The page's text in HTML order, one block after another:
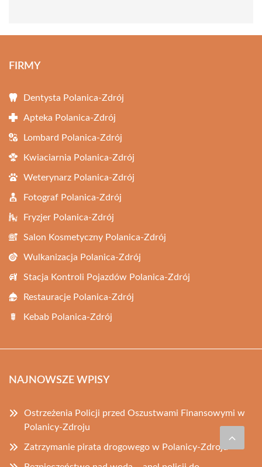
FIRMY
Dentysta Polanica-Zdrój
Apteka Polanica-Zdrój
Lombard Polanica-Zdrój
Kwiaciarnia Polanica-Zdrój
Weterynarz Polanica-Zdrój
Fotograf Polanica-Zdrój
Fryzjer Polanica-Zdrój
Salon Kosmetyczny Polanica-Zdrój
Wulkanizacja Polanica-Zdrój
Stacja Kontroli Pojazdów Polanica-Zdrój
Restauracje Polanica-Zdrój
Kebab Polanica-Zdrój
NAJNOWSZE WPISY
Ostrzeżenia Policji przed Oszustwami Finansowymi w
Polanicy-Zdroju
Zatrzymanie pirata drogowego w Polanicy-Zdroju